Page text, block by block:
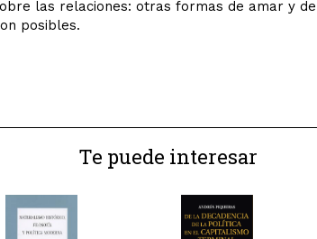
las relaciones: otras formas de amar y
posibles.
Te puede interesar